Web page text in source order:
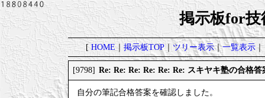
掲示板for技
[HOME｜掲示板TOP｜ツリー表示｜一覧表示｜
[9798] Re: Re: Re: Re: Re: Re: スキヤキ塾の合格答
自分の筆記合格答案を確認しました。